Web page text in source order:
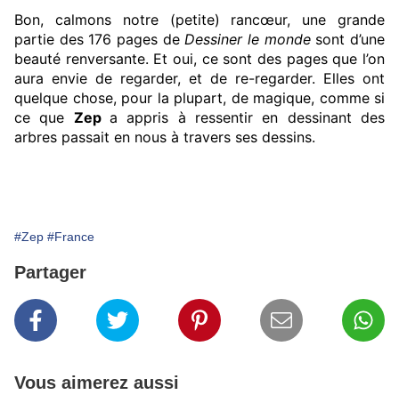
Bon, calmons notre (petite) rancœur, une grande
partie des 176 pages de Dessiner le monde sont d’une
beauté renversante. Et oui, ce sont des pages que l’on
aura envie de regarder, et de re-regarder. Elles ont
quelque chose, pour la plupart, de magique, comme si
ce que Zep a appris à ressentir en dessinant des
arbres passait en nous à travers ses dessins.
#Zep #France
Partager
Vous aimerez aussi